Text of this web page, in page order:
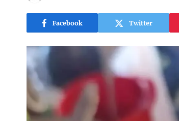
Facebook Twitter